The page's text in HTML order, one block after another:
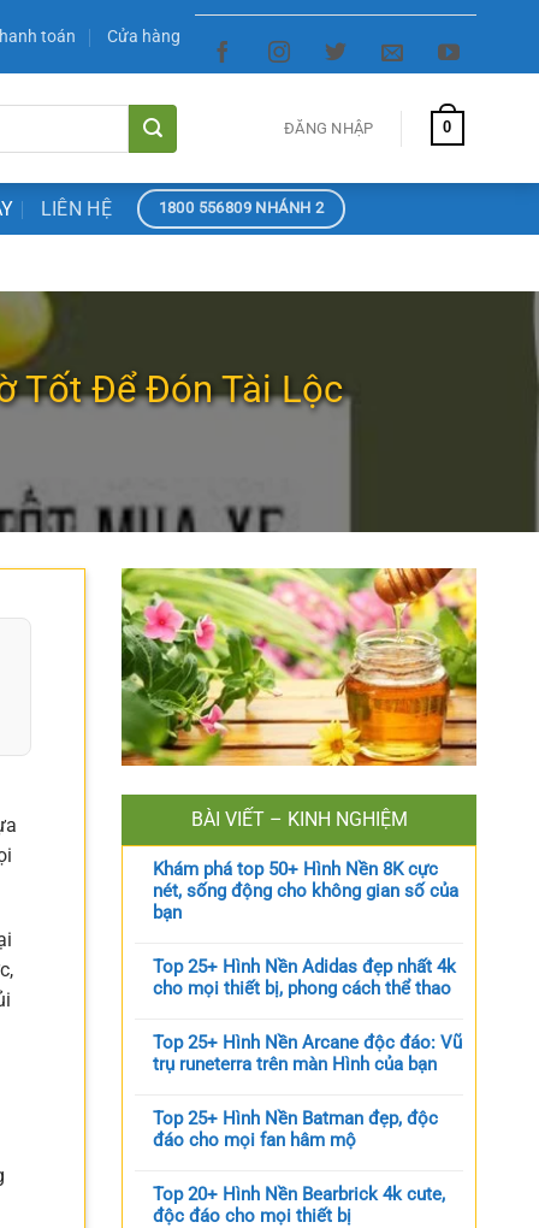
toán Cửa hàng
ĐĂNG NHẬP 0
LIÊN HỆ 1800 556809 NHÁNH 2
Tốt Để Đón Tài Lộc
BÀI VIẾT – KINH NGHIỆM
Khám phá top 50+ Hình Nền 8K cực
nét, sống động cho không gian số của
bạn
Top 25+ Hình Nền Adidas đẹp nhất 4k
cho mọi thiết bị, phong cách thể thao
Top 25+ Hình Nền Arcane độc đáo: Vũ
trụ runeterra trên màn Hình của bạn
Top 25+ Hình Nền Batman đẹp, độc
đáo cho mọi fan hâm mộ
Top 20+ Hình Nền Bearbrick 4k cute,
độc đáo cho mọi thiết bị